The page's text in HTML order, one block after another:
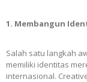
1. Membangun
Salah satu langkah
memiliki identitas
internasional.